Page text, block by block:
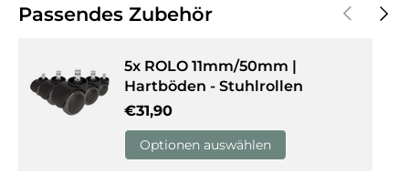
Passendes Zubehör Vorherige
5x ROLO 11mm/50mm |
Hartböden - Stuhlrollen
Normaler Preis
€31,90
Optionen auswählen